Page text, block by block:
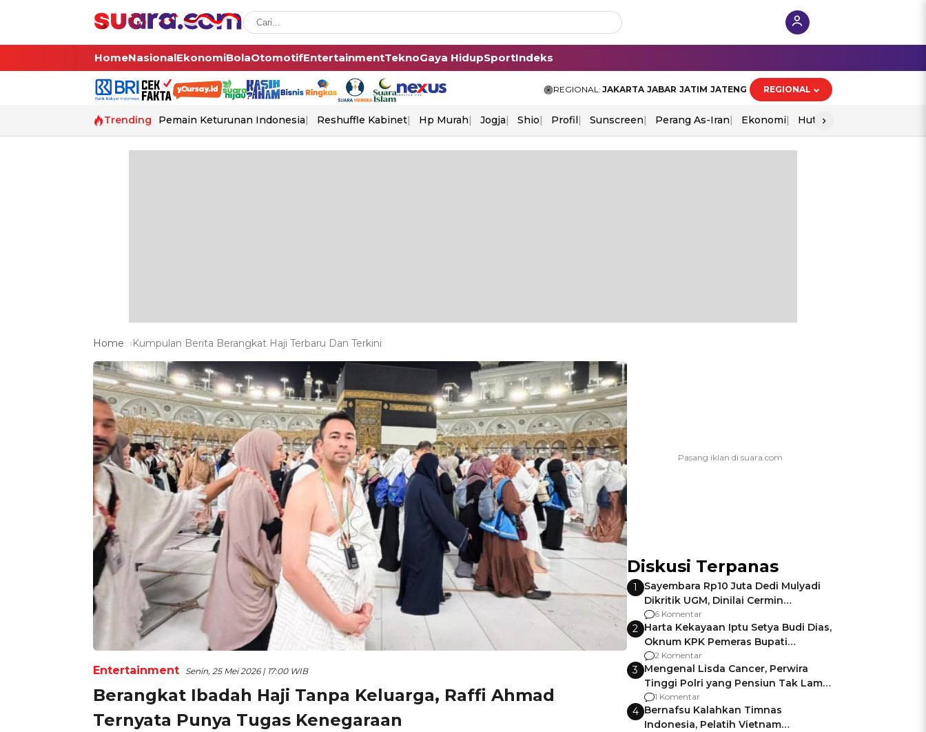
HomeNasionalEkonomiBolaOtomotifEntertainmentTeknoGaya HidupSportIndeks
REGIONAL: JAKARTA JABAR JATIM JATENG REGIONAL
Trending Pemain Keturunan Indonesia Reshuffle Kabinet Hp Murah Jogja Shio Profil Sunscreen Perang As-Iran Ekonomi Hut Ri
›
Home Kumpulan Berita Berangkat Haji Terbaru Dan Terkini
Entertainment Senin, 25 Mei 2026 | 17:00 WIB
Berangkat Ibadah Haji Tanpa Keluarga, Raffi Ahmad
Ternyata Punya Tugas Kenegaraan
Diskusi Terpanas
1
Sayembara Rp10 Juta Dedi Mulyadi
Dikritik UGM, Dinilai Cermin
Gagalnya Negara Jamin Keamanan
6 Komentar
2 Harta Kekayaan Iptu Setya Budi Dias,
Oknum KPK Pemeras Bupati
Pemalang
2 Komentar
3 Mengenal Lisda Cancer, Perwira
Tinggi Polri yang Pensiun Tak Lama
Usai Jadi Brigjen
1 Komentar
4 Bernafsu Kalahkan Timnas
Indonesia, Pelatih Vietnam